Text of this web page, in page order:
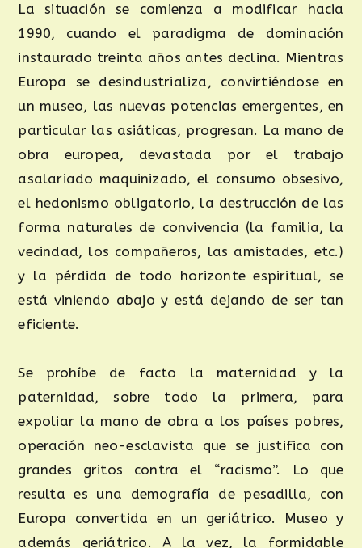
La situación se comienza a modificar hacia
1990, cuando el paradigma de dominación
instaurado treinta años antes declina. Mientras
Europa se desindustrializa, convirtiéndose en
un museo, las nuevas potencias emergentes, en
particular las asiáticas, progresan. La mano de
obra europea, devastada por el trabajo
asalariado maquinizado, el consumo obsesivo,
el hedonismo obligatorio, la destrucción de las
forma naturales de convivencia (la familia, la
vecindad, los compañeros, las amistades, etc.)
y la pérdida de todo horizonte espiritual, se
está viniendo abajo y está dejando de ser tan
eficiente.
Se prohíbe de facto la maternidad y la
paternidad, sobre todo la primera, para
expoliar la mano de obra a los países pobres,
operación neo-esclavista que se justifica con
grandes gritos contra el “racismo”. Lo que
resulta es una demografía de pesadilla, con
Europa convertida en un geriátrico. Museo y
además geriátrico. A la vez, la formidable